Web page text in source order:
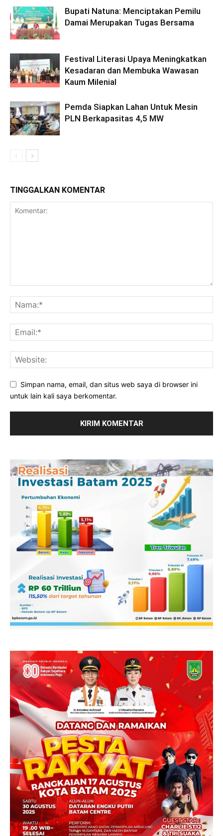
Bupati Natuna: Menciptakan Pemilu
Damai Merupakan Tugas Bersama
Festival Literasi Upaya Meningkatkan
Kesadaran dan Membuka Wawasan
Kaum Milenial
Pemda Siapkan Lahan Untuk Mesin
PLN Berkapasitas 4,5 MW
TINGGALKAN KOMENTAR
Simpan nama, email, dan situs web saya di browser ini
untuk lain kali saya berkomentar.